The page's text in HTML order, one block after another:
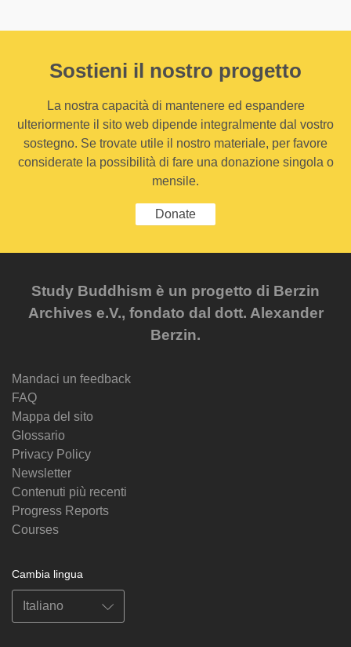
Sostieni il nostro progetto
La nostra capacità di mantenere ed espandere
ulteriormente il sito web dipende integralmente dal vostro
sostegno. Se trovate utile il nostro materiale, per favore
considerate la possibilità di fare una donazione singola o
mensile.
Donate
Study Buddhism è un progetto di Berzin
Archives e.V., fondato dal dott. Alexander
Berzin.
Mandaci un feedback
FAQ
Mappa del sito
Glossario
Privacy Policy
Newsletter
Contenuti più recenti
Progress Reports
Courses
Cambia lingua